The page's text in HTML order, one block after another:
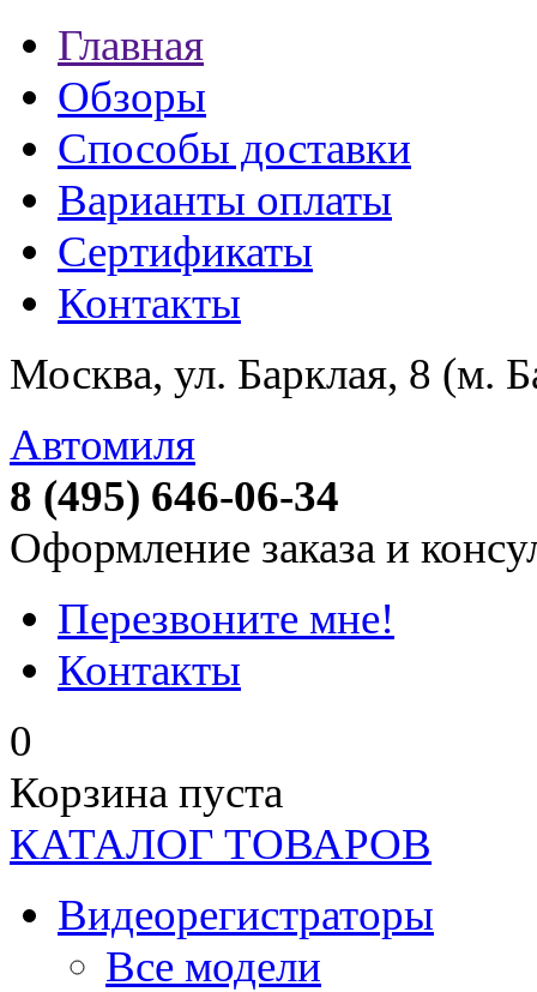
Главная
Обзоры
Способы доставки
Варианты оплаты
Сертификаты
Контакты
Москва, ул. Барклая, 8 (м.
Автомиля
8 (495) 646-06-34
Оформление заказа и
Перезвоните мне!
Контакты
0
Корзина пуста
КАТАЛОГ ТОВАРОВ
Видеорегистраторы
Все модели